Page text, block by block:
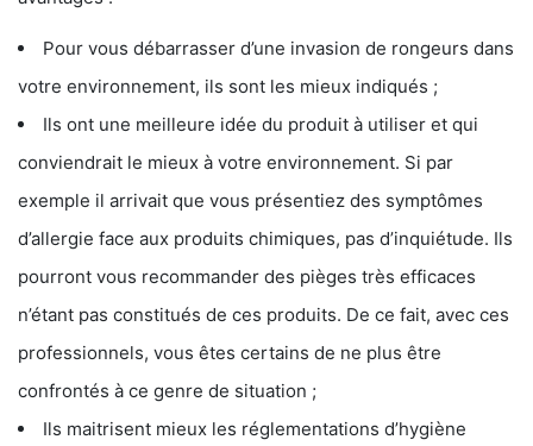
Pour vous débarrasser d’une invasion de rongeurs dans
votre environnement, ils sont les mieux indiqués ;
Ils ont une meilleure idée du produit à utiliser et qui
conviendrait le mieux à votre environnement. Si par
exemple il arrivait que vous présentiez des symptômes
d’allergie face aux produits chimiques, pas d’inquiétude. Ils
pourront vous recommander des pièges très efficaces
n’étant pas constitués de ces produits. De ce fait, avec ces
professionnels, vous êtes certains de ne plus être
confrontés à ce genre de situation ;
Ils maitrisent mieux les réglementations d’hygiène